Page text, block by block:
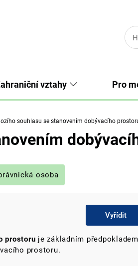
vztahy Pro
souhlasu se stanovením dobývacího
osoba
Vyřídit
prostoru je základním předpokladem
prostoru.